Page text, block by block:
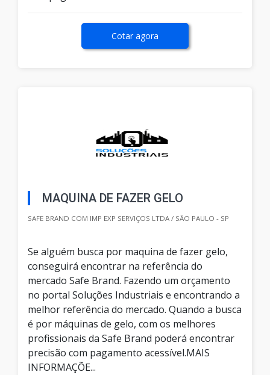
Cotar agora
MAQUINA DE FAZER GELO
SAFE BRAND COM IMP EXP SERVIÇOS LTDA / SÃO PAULO - SP
Se alguém busca por maquina de fazer gelo,
conseguirá encontrar na referência do
mercado Safe Brand. Fazendo um orçamento
no portal Soluções Industriais e encontrando a
melhor referência do mercado. Quando a busca
é por máquinas de gelo, com os melhores
profissionais da Safe Brand poderá encontrar
precisão com pagamento acessível.MAIS
INFORMAÇÕE...